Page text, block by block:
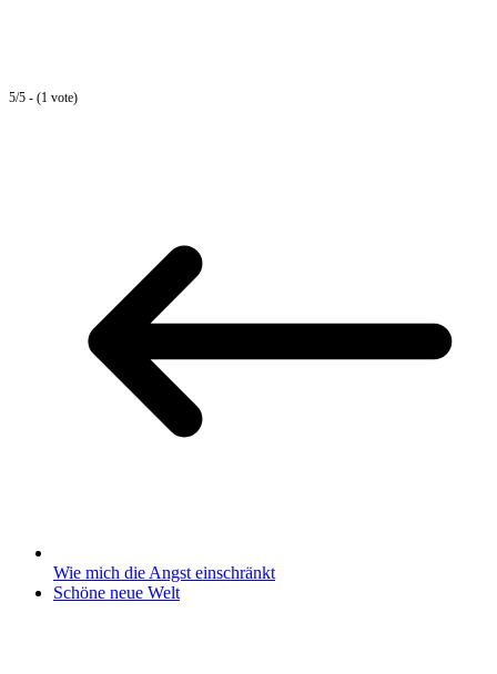
5/5 - (1 vote)
Wie mich die Angst einschränkt
Schöne neue Welt